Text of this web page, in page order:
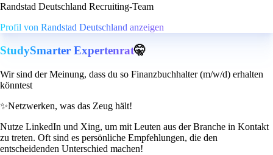
Randstad Deutschland Recruiting-Team
Profil von Randstad Deutschland anzeigen
StudySmarter Expertenrat🤫
Wir sind der Meinung, dass du so Finanzbuchhalter (m/w/d) erhalten
könntest
✨Netzwerken, was das Zeug hält!
Nutze LinkedIn und Xing, um mit Leuten aus der Branche in Kontakt
zu treten. Oft sind es persönliche Empfehlungen, die den
entscheidenden Unterschied machen!